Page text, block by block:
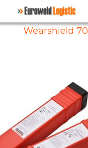
Wearshield 70